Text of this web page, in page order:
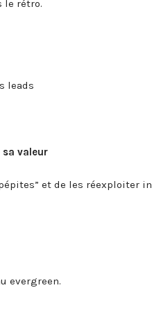
le rétro.
leads
sa valeur
et de les réexploiter
evergreen.